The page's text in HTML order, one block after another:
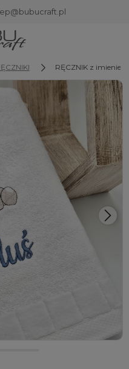
aktualnej oferty lub
produkty do listy
sesji.
RĘCZNIK z